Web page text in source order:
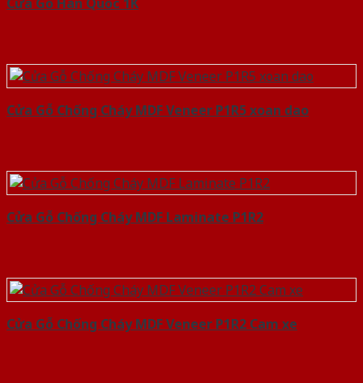
Cửa Gỗ Chống Cháy MDF Veneer P1R5 xoan dao
Cửa Gỗ Chống Cháy MDF Laminate P1R2
Cửa Gỗ Chống Cháy MDF Veneer P1R2 Cam xe